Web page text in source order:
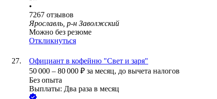
•
7267 отзывов
Ярославль, р-н Заволжский
Можно без резюме
Откликнуться
Официант в кофейню "Свет и заря"
50 000 – 80 000 ₽ за месяц, до вычета налогов
Без опыта
Выплаты: Два раза в месяц